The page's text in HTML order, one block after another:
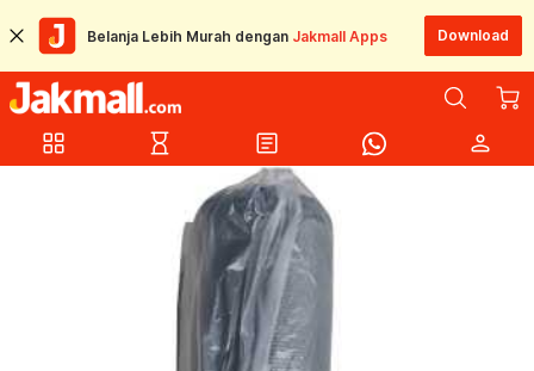
Belanja Lebih Murah dengan Jakmall Apps Download
grid_view hourglass_empty article person